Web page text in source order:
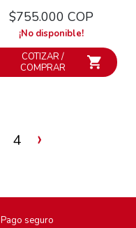
$755.000 COP
¡No disponible!
COTIZAR /
COMPRAR
4 ›
Pago seguro